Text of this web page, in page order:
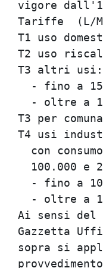
T1
T2 uso
-
-
T3 per
T4
-
-
Ai sensi
Gazzetta
sopra si